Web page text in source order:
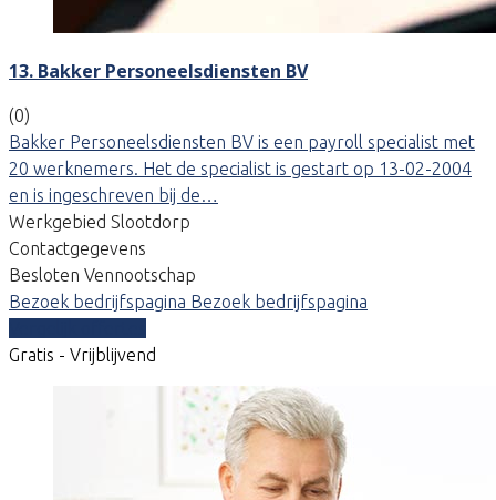
13. Bakker Personeelsdiensten BV
(0)
Bakker Personeelsdiensten BV is een payroll specialist met
20 werknemers. Het de specialist is gestart op 13-02-2004
en is ingeschreven bij de…
Werkgebied Slootdorp
Contactgegevens
Besloten Vennootschap
Bezoek bedrijfspagina Bezoek bedrijfspagina
Gratis - Vrijblijvend